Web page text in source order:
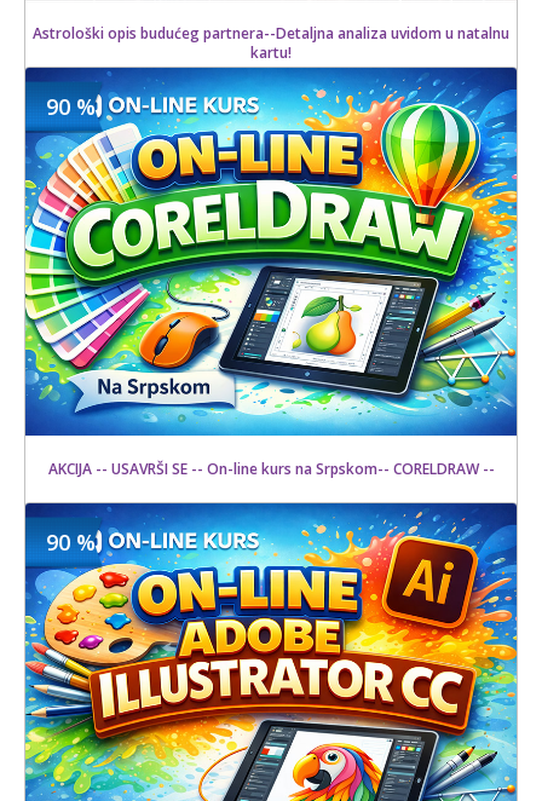
Astrološki opis budućeg partnera--Detaljna analiza uvidom u natalnu
kartu!
Kupljeno
18 kom.
1200 din
2500 din
90 %
AKCIJA -- USAVRŠI SE -- On-line kurs na Srpskom-- CORELDRAW --
Kupljeno
20 kom.
1500 din
15000 din
90 %